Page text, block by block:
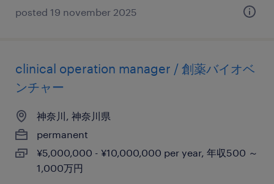
posted 19 november 2025
clinical operation manager / 創薬バイオベ
ンチャー
神奈川, 神奈川県
permanent
¥5,000,000 - ¥10,000,000 per year, 年収500 ～
1,000万円